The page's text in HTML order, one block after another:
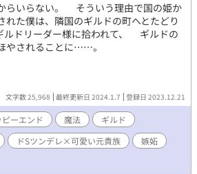
らいらない。 そういう理由で国の姫か
れた僕は、隣国のギルドの町へとたどり
ドリーダー様に拾われて、 ギルドの
やされることに……。
文字数 25,968 最終更新日 2024.1.7 登録日 2023.12.21
ピーエンド 魔法
ギルド
ドSツンデレ×可愛い元貴族
嫉妬